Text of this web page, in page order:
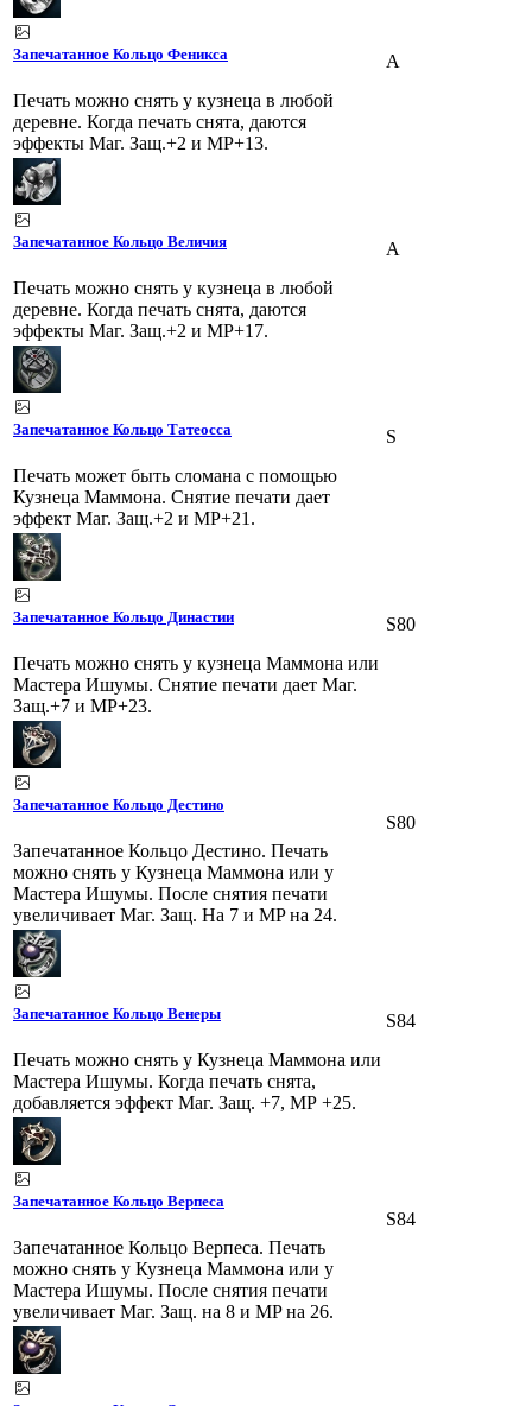
Запечатанное Кольцо Феникса
Печать можно снять у кузнеца в любой
деревне. Когда печать снята, даются
эффекты Маг. Защ.+2 и МР+13.
A
Запечатанное Кольцо Величия
Печать можно снять у кузнеца в любой
деревне. Когда печать снята, даются
эффекты Маг. Защ.+2 и МР+17.
A
Запечатанное Кольцо Татеосса
Печать может быть сломана с помощью
Кузнеца Маммона. Снятие печати дает
эффект Маг. Защ.+2 и MP+21.
S
Запечатанное Кольцо Династии
Печать можно снять у кузнеца Маммона или
Мастера Ишумы. Снятие печати дает Маг.
Защ.+7 и MP+23.
S80
Запечатанное Кольцо Дестино
Запечатанное Кольцо Дестино. Печать
можно снять у Кузнеца Маммона или у
Мастера Ишумы. После снятия печати
увеличивает Маг. Защ. На 7 и MP на 24.
S80
Запечатанное Кольцо Венеры
Печать можно снять у Кузнеца Маммона или
Мастера Ишумы. Когда печать снята,
добавляется эффект Маг. Защ. +7, МР +25.
S84
Запечатанное Кольцо Верпеса
Запечатанное Кольцо Верпеса. Печать
можно снять у Кузнеца Маммона или у
Мастера Ишумы. После снятия печати
увеличивает Маг. Защ. на 8 и MP на 26.
S84